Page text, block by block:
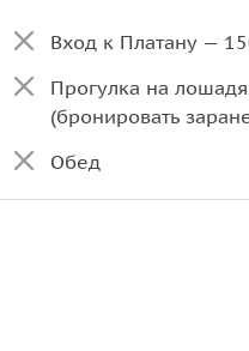
Вход к Платану —
Прогулка на
(бронировать
Обед